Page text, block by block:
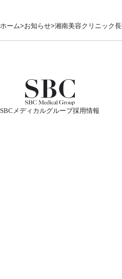
ホーム お知らせ 湘南美容クリニック
SBCメディカルグループ採用情報